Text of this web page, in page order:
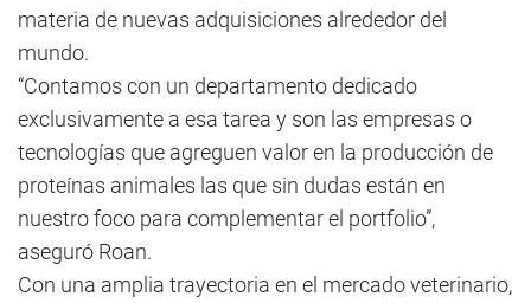
materia de nuevas adquisiciones alrededor del
mundo.
“Contamos con un departamento dedicado
exclusivamente a esa tarea y son las empresas o
tecnologías que agreguen valor en la producción de
proteínas animales las que sin dudas están en
nuestro foco para complementar el portfolio”,
aseguró Roan.
Con una amplia trayectoria en el mercado veterinario,